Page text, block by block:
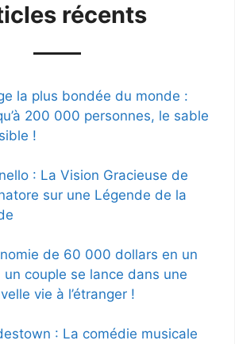
récents
la plus bondée du monde :
200 000 personnes, le sable
!
: La Vision Gracieuse de
sur une Légende de la
de 60 000 dollars en un
un couple se lance dans une
vie à l’étranger !
: La comédie musicale